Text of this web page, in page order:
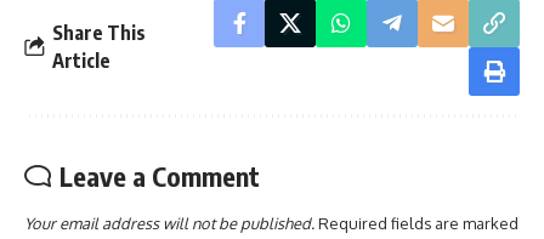
Share This
Article
Leave a Comment
Your email address will not be published.Required fields are marked